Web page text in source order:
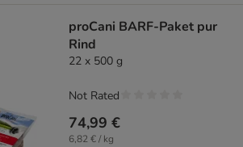
proCani BARF-Paket pur
Rind
22 x 500 g
74,99 €
6,82 € / kg
Not Rated